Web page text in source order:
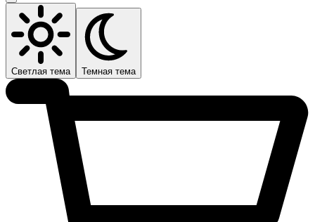
Светлая тема Темная тема